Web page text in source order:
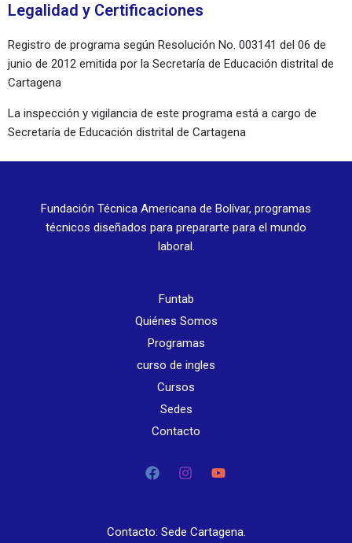
Legalidad y Certificaciones
Registro de programa según Resolución No. 003141 del 06 de
junio de 2012 emitida por la Secretaría de Educación distrital de
Cartagena
La inspección y vigilancia de este programa está a cargo de
Secretaría de Educación distrital de Cartagena
Fundación Técnica Americana de Bolívar, programas
técnicos diseñados para prepararte para el mundo
laboral.
Funtab
Quiénes Somos
Programas
curso de ingles
Cursos
Sedes
Contacto
Contacto: Sede Cartagena.